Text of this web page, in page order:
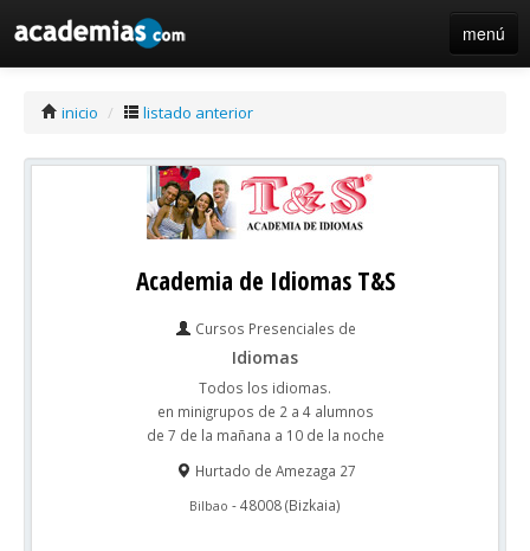
menú
inicio / listado anterior
Academia de Idiomas T&S
Cursos Presenciales de
Idiomas
Todos los idiomas.
en minigrupos de 2 a 4 alumnos
de 7 de la mañana a 10 de la noche
Hurtado de Amezaga 27
Bilbao -48008(Bizkaia)